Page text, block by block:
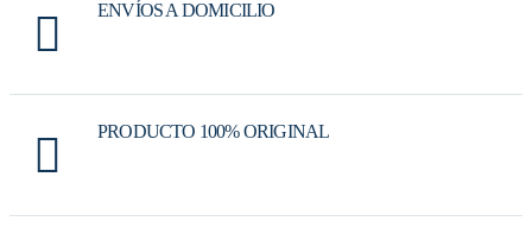
ENVÍOS A DOMICILIO
PRODUCTO 100% ORIGINAL